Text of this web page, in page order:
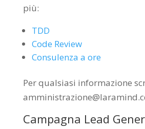
più:
TDD
Code Review
Consulenza a ore
Per qualsiasi informazione
Campagna Lead